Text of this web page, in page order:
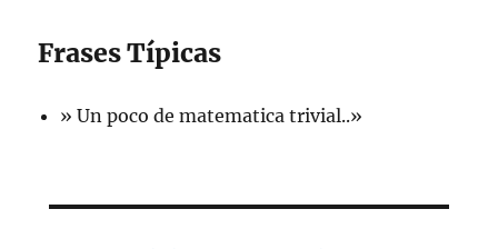
Frases Típicas
» Un poco de matematica trivial..»